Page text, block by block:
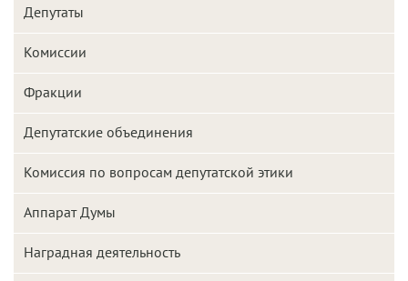
Депутаты
Комиссии
Фракции
Депутатские объединения
Комиссия по вопросам депутатской этики
Аппарат Думы
Наградная деятельность